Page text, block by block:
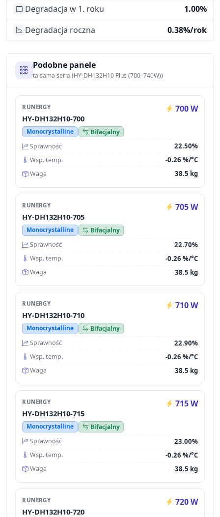
Degradacja w 1. roku
1.00%
Degradacja roczna
0.38%/rok
Podobne panele
ta sama seria (HY-DH132H10 Plus (700–740W))
RUNERGY 700 W
HY-DH132H10-700
Monocrystalline
Bifacjalny
Sprawność
22.50%
Wsp. temp. -0.26 %/°C
Waga 38.5 kg
RUNERGY 705 W
HY-DH132H10-705
Monocrystalline
Bifacjalny
Sprawność
22.70%
Wsp. temp. -0.26 %/°C
Waga 38.5 kg
RUNERGY 710 W
HY-DH132H10-710
Monocrystalline
Bifacjalny
Sprawność
22.90%
Wsp. temp. -0.26 %/°C
Waga 38.5 kg
RUNERGY 715 W
HY-DH132H10-715
Monocrystalline
Bifacjalny
Sprawność
23.00%
Wsp. temp. -0.26 %/°C
Waga 38.5 kg
RUNERGY 720 W
HY-DH132H10-720